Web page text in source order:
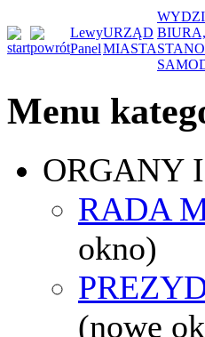
Lewy
Panel
URZĄD
MIASTA
BIURA,
Menu
ORGANY
RADA
okno)
(nowe